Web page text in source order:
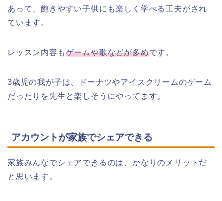
あって、飽きやすい子供にも楽しく学べる工夫がされ
ています。
レッスン内容もゲームや歌などが多めです。
3歳児の我が子は、ドーナツやアイスクリームのゲーム
だったりを先生と楽しそうにやってます。
アカウントが家族でシェアできる
家族みんなでシェアできるのは、かなりのメリットだ
と思います。